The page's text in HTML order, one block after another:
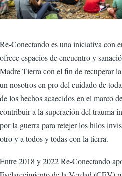
Re-Conectando es una iniciativa con
ofrece espacios de encuentro y
Madre Tierra con el fin de recuperar
un nosotros en pro del cuidado de
de los hechos acaecidos en el marco
contribuir a la superación del trauma
por la guerra para retejer los hilos
otro y a todos y todas con la tierra.
Entre 2018 y 2022 Re-Conectando